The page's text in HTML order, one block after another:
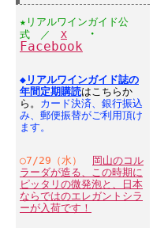
★リアルワインガイド公
式 ／ X
・
Facebook
◆ リアルワインガイド誌の
年間定期購読はこちらか
ら。 カード決済、銀行振込
み、郵便振替がご利用頂け
ます。
○7/29（水）
岡山のコル
ラーダが造る、この時期に
ピッタリの微発泡と、日本
ならではのエレガントシラ
ーが入荷です！